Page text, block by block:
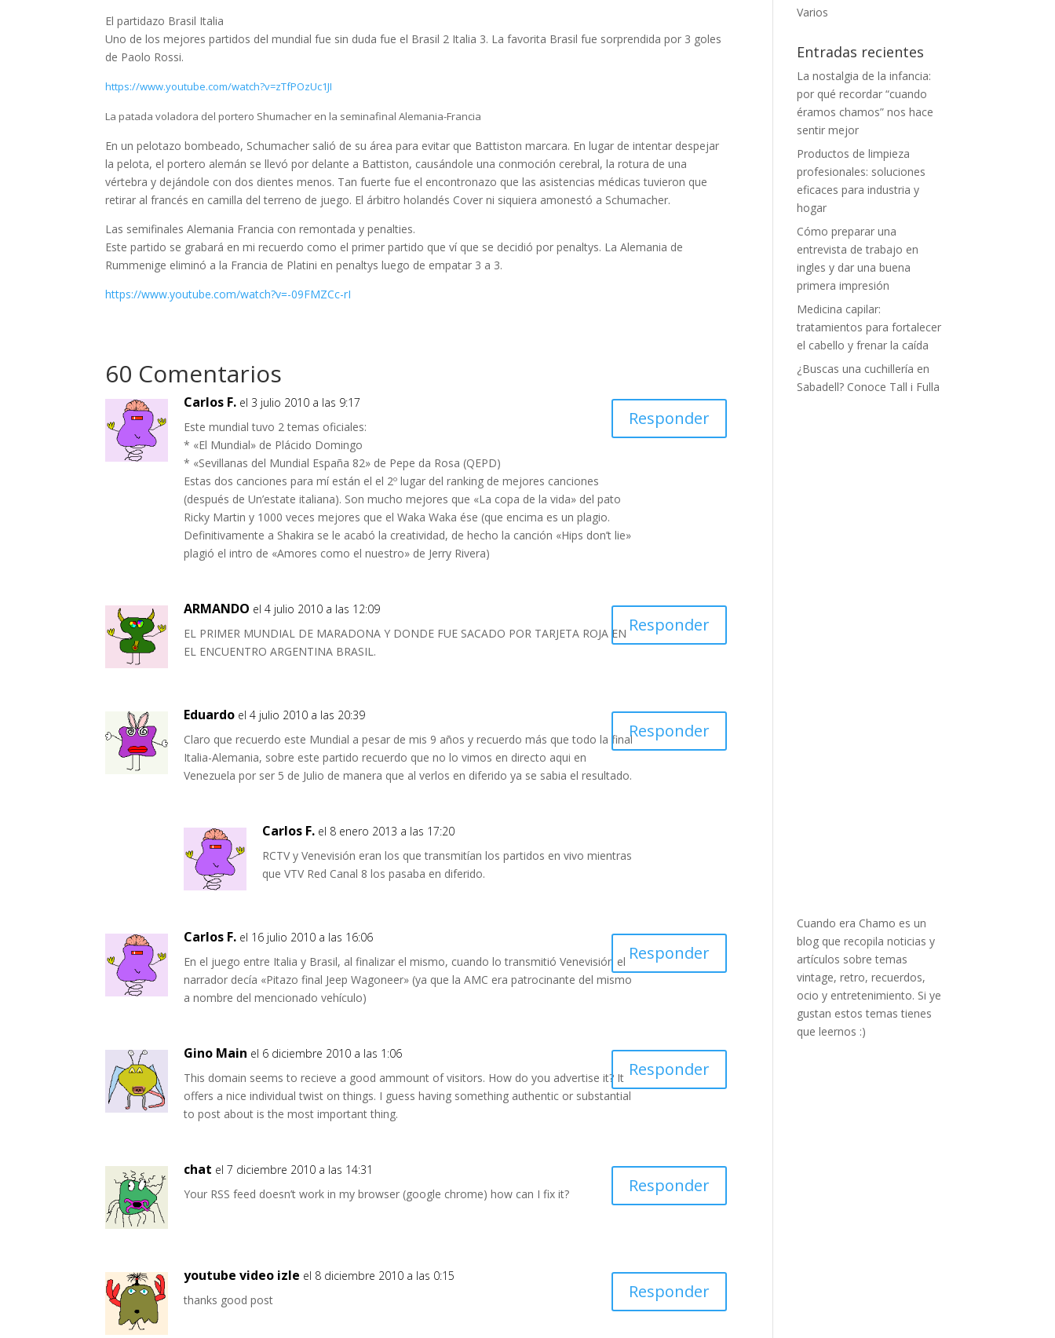
El partidazo Brasil Italia
Uno de los mejores partidos del mundial fue sin duda fue el Brasil 2 Italia 3. La favorita Brasil fue sorprendida por 3 goles
de Paolo Rossi.
https://www.youtube.com/watch?v=zTfPOzUc1JI
La patada voladora del portero Shumacher en la seminafinal Alemania-Francia
En un pelotazo bombeado, Schumacher salió de su área para evitar que Battiston marcara. En lugar de intentar despejar
la pelota, el portero alemán se llevó por delante a Battiston, causándole una conmoción cerebral, la rotura de una
vértebra y dejándole con dos dientes menos. Tan fuerte fue el encontronazo que las asistencias médicas tuvieron que
retirar al francés en camilla del terreno de juego. El árbitro holandés Cover ni siquiera amonestó a Schumacher.
Las semifinales Alemania Francia con remontada y penalties.
Este partido se grabará en mi recuerdo como el primer partido que ví que se decidió por penaltys. La Alemania de
Rummenige eliminó a la Francia de Platini en penaltys luego de empatar 3 a 3.
https://www.youtube.com/watch?v=-09FMZCc-rI
60 Comentarios
Carlos F. el 3 julio 2010 a las 9:17
Este mundial tuvo 2 temas oficiales:
* «El Mundial» de Plácido Domingo
* «Sevillanas del Mundial España 82» de Pepe da Rosa (QEPD)
Estas dos canciones para mí están el el 2º lugar del ranking de mejores canciones
(después de Un’estate italiana). Son mucho mejores que «La copa de la vida» del pato
Ricky Martin y 1000 veces mejores que el Waka Waka ése (que encima es un plagio.
Definitivamente a Shakira se le acabó la creatividad, de hecho la canción «Hips don’t lie»
plagió el intro de «Amores como el nuestro» de Jerry Rivera)
Responder
ARMANDO el 4 julio 2010 a las 12:09
EL PRIMER MUNDIAL DE MARADONA Y DONDE FUE SACADO POR TARJETA ROJA EN
EL ENCUENTRO ARGENTINA BRASIL.
Responder
Eduardo el 4 julio 2010 a las 20:39
Claro que recuerdo este Mundial a pesar de mis 9 años y recuerdo más que todo la final
Italia-Alemania, sobre este partido recuerdo que no lo vimos en directo aqui en
Venezuela por ser 5 de Julio de manera que al verlos en diferido ya se sabia el resultado.
Responder
Carlos F. el 8 enero 2013 a las 17:20
RCTV y Venevisión eran los que transmitían los partidos en vivo mientras
que VTV Red Canal 8 los pasaba en diferido.
Carlos F. el 16 julio 2010 a las 16:06
En el juego entre Italia y Brasil, al finalizar el mismo, cuando lo transmitió Venevisión el
narrador decía «Pitazo final Jeep Wagoneer» (ya que la AMC era patrocinante del mismo
a nombre del mencionado vehículo)
Responder
Gino Main el 6 diciembre 2010 a las 1:06
This domain seems to recieve a good ammount of visitors. How do you advertise it? It
offers a nice individual twist on things. I guess having something authentic or substantial
to post about is the most important thing.
Responder
chat el 7 diciembre 2010 a las 14:31
Your RSS feed doesn’t work in my browser (google chrome) how can I fix it?
Responder
youtube video izle el 8 diciembre 2010 a las 0:15
thanks good post
Responder
Varios
Entradas recientes
La nostalgia de la infancia:
por qué recordar “cuando
éramos chamos” nos hace
sentir mejor
Productos de limpieza
profesionales: soluciones
eficaces para industria y
hogar
Cómo preparar una
entrevista de trabajo en
ingles y dar una buena
primera impresión
Medicina capilar:
tratamientos para fortalecer
el cabello y frenar la caída
¿Buscas una cuchillería en
Sabadell? Conoce Tall i Fulla
Cuando era Chamo es un
blog que recopila noticias y
artículos sobre temas
vintage, retro, recuerdos,
ocio y entretenimiento. Si ye
gustan estos temas tienes
que leernos :)